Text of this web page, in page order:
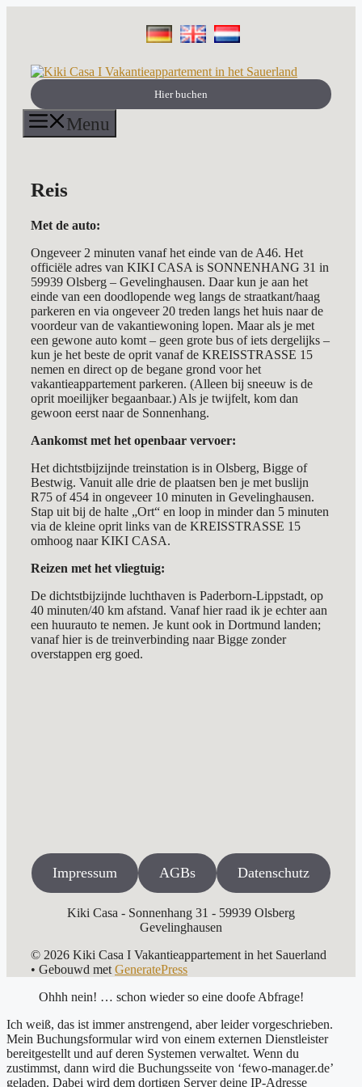
Hier buchen
Menu
Reis
Met de auto:
Ongeveer 2 minuten vanaf het einde van de A46. Het
officiële adres van KIKI CASA is SONNENHANG 31 in
59939 Olsberg – Gevelinghausen. Daar kun je aan het
einde van een doodlopende weg langs de straatkant/haag
parkeren en via ongeveer 20 treden langs het huis naar de
voordeur van de vakantiewoning lopen. Maar als je met
een gewone auto komt – geen grote bus of iets dergelijks –
kun je het beste de oprit vanaf de KREISSTRASSE 15
nemen en direct op de begane grond voor het
vakantieappartement parkeren. (Alleen bij sneeuw is de
oprit moeilijker begaanbaar.) Als je twijfelt, kom dan
gewoon eerst naar de Sonnenhang.
Aankomst met het openbaar vervoer:
Het dichtstbijzijnde treinstation is in Olsberg, Bigge of
Bestwig. Vanuit alle drie de plaatsen ben je met buslijn
R75 of 454 in ongeveer 10 minuten in Gevelinghausen.
Stap uit bij de halte „Ort“ en loop in minder dan 5 minuten
via de kleine oprit links van de KREISSTRASSE 15
omhoog naar KIKI CASA.
Reizen met het vliegtuig:
De dichtstbijzijnde luchthaven is Paderborn-Lippstadt, op
40 minuten/40 km afstand. Vanaf hier raad ik je echter aan
een huurauto te nemen. Je kunt ook in Dortmund landen;
vanaf hier is de treinverbinding naar Bigge zonder
overstappen erg goed.
Impressum AGBs Datenschutz
Kiki Casa - Sonnenhang 31 - 59939 Olsberg
Gevelinghausen
© 2026 Kiki Casa I Vakantieappartement in het Sauerland
• Gebouwd met GeneratePress
Ohhh nein! … schon wieder so eine doofe Abfrage!
Ich weiß, das ist immer anstrengend, aber leider vorgeschrieben.
Mein Buchungsformular wird von einem externen Dienstleister
bereitgestellt und auf deren Systemen verwaltet. Wenn du
zustimmst, dann wird die Buchungsseite von ‘fewo-manager.de’
geladen. Dabei wird dem dortigen Server deine IP-Adresse